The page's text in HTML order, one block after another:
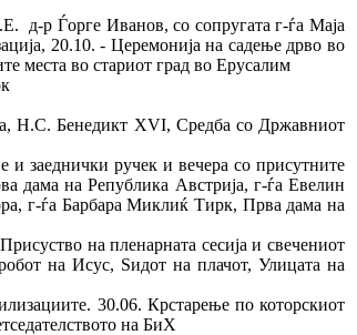
д-р Ѓорге Иванов, со сопругата г-ѓа Маја
20.10. - Церемонија на садење дрво во
места во стариот град во Ерусалим
Н.С. Бенедикт XVI, Средба со Државниот
заеднички ручек и вечера со присутните
дама на Република Австрија, г-ѓа Евелин
г-ѓа Барбара Миклиќ Тирк, Прва дама на
на пленарната сесија и свечениот
на Исус, Ѕидот на плачот, Улицата на
30.06. Крстарење по которскиот
на БиХ